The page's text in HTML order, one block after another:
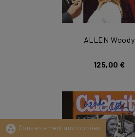
ALLEN Woody
125,00 €
group_work Consentement aux cookies